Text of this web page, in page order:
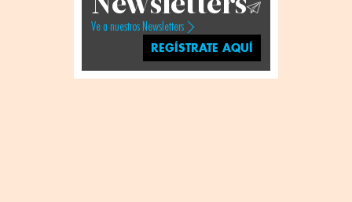
Ve a nuestros Newsletters
REGÍSTRATE AQUÍ